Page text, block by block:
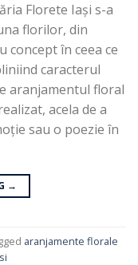
Florete Iași s-a
florilor, din
concept în ceea ce
caracterul
aranjamentul floral
acela de a
sau o poezie în
→
aranjamente florale